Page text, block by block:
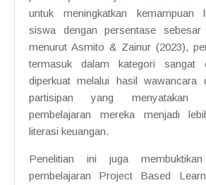
untuk meningkatkan kemampuan
siswa dengan persentase
menurut Asmito & Zainur (2023),
termasuk dalam kategori sangat
diperkuat melalui hasil wawancara
partisipan yang menyatakan
pembelajaran mereka menjadi
literasi keuangan.
Penelitian ini juga
pembelajaran Project Based